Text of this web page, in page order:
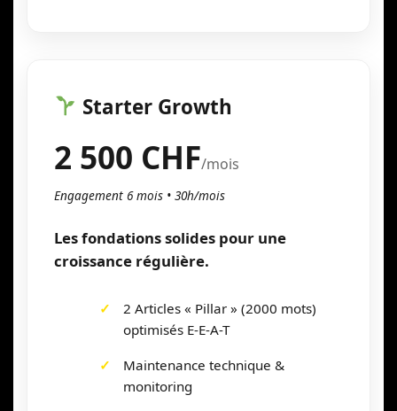
Starter Growth
2 500 CHF/mois
Engagement 6 mois • 30h/mois
Les fondations solides pour une
croissance régulière.
2 Articles « Pillar » (2000 mots)
optimisés E-E-A-T
Maintenance technique &
monitoring